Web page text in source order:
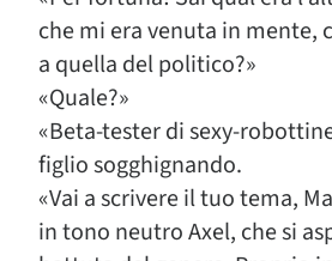
che mi era venuta in mente,
a quella del politico?»
«Quale?»
«Beta-tester di sexy-
figlio sogghignando.
«Vai a scrivere il tuo tema,
in tono neutro Axel, che si